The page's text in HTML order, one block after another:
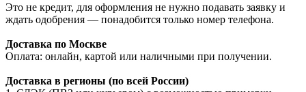
Это не кредит, для оформления не нужно подавать заявку и
ждать одобрения — понадобится только номер телефона.
Доставка по Москве
Оплата: онлайн, картой или наличными при получении.
Доставка в регионы (по всей России)